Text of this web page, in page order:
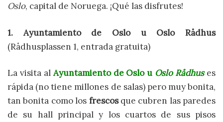
Oslo, capital de Noruega. ¡Qué las disfrutes!
1. Ayuntamiento de Oslo u Oslo Rådhus
(Rådhusplassen 1, entrada gratuita)
La visita alAyuntamiento de Oslo u Oslo Rådhuses
rápida (no tiene millones de salas) pero muy bonita,
tan bonita como los frescosque cubren las paredes
de su hall principal y los cuartos de sus pisos